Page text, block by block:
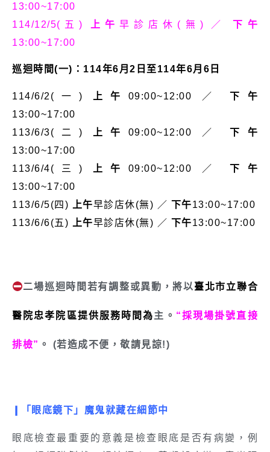
13:00~17:00
114/12/5(五)
上午早診店休(無) ／下午
13:00~17:00
巡迴時間(一)：114年6月2日至114年6月6日
114/6/2(一) 上午 09:00~12:00 ／下午
13:00~17:00
113/6/3(二)
上午 09:00~12:00 ／下午
13:00~17:00
113/6/4(三)
上午 09:00~12:00 ／下午
13:00~17:00
113/6/5(四)
上午早診店休(無) ／ 下午13:00~17:00
113/6/6(五)
上午早診店休(無) ／ 下午13:00~17:00
二場巡迴時間若有調整或異動，將以臺北市立聯合
醫院忠孝院區提供服務時間為主。 “採現場掛號直接
排檢” 。 (若造成不便，敬請見諒!)
❙「 眼底鏡下 」 魔鬼就藏在細節中
眼底檢查最重要的意義是檢查眼底是否有病變，例